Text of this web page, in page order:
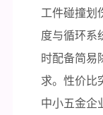
工件碰撞划
度与循环系
时配备简易
求。性价比
中小五金企